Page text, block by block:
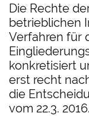
Die Rechte
betrieblichen
Verfahren für
konkretisiert
erst recht
die
vom 22.3. 2016.